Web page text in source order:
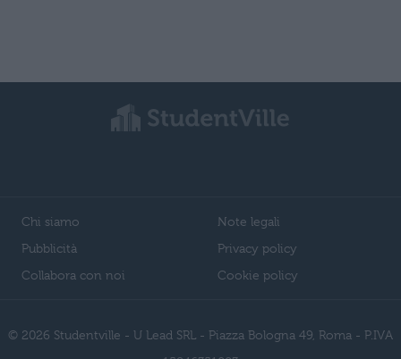
Chi siamo
Pubblicità
Collabora con noi
Note legali
Privacy policy
Cookie policy
© 2026 Studentville - U Lead SRL - Piazza Bologna 49, Roma - P.IVA